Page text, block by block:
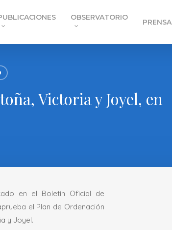
OBSERVATORIO
PRENSA
Victoria y Joyel, en
en el Boletín Oficial de
el Plan de Ordenación
y Joyel.